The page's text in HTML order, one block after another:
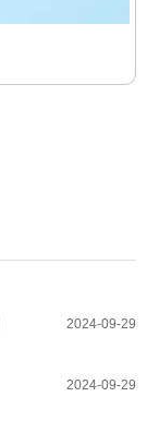
2024-09-29
2024-09-29